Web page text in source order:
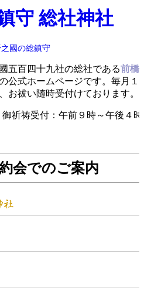
守 総社神社
國の総鎮守
五百四十九社の総社である前橋
公式ホームページです。毎月１
お祓い随時受付けております。
御祈祷受付：午前９時～午後
会でのご案内